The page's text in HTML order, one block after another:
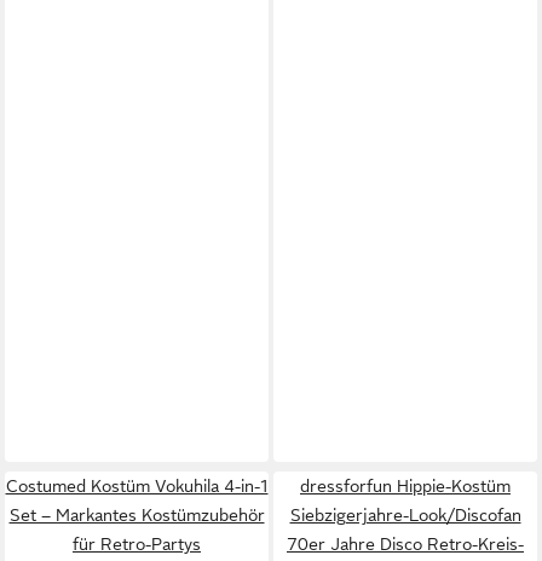
Costumed Kostüm Vokuhila 4-in-1
Set – Markantes Kostümzubehör
für Retro-Partys
dressforfun Hippie-Kostüm
Siebzigerjahre-Look/Discofan
70er Jahre Disco Retro-Kreis-